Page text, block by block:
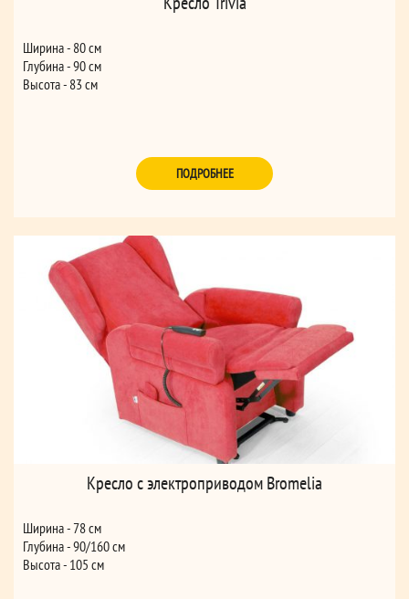
Ширина - 80 см
Глубина - 90 см
Высота - 83 см
ПОДРОБНЕЕ
Кресло с электроприводом Bromelia
Ширина - 78 см
Глубина - 90/160 см
Высота - 105 см